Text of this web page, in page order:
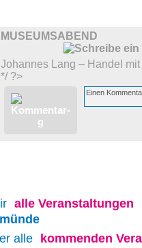
MUSEUMSABEND
Johannes Lang – Handel
*/ ?>
alle Veranstaltungen
alle
kommenden